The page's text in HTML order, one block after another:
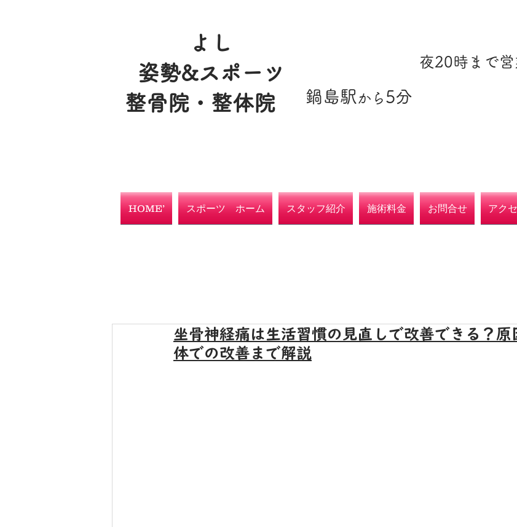
よし
姿勢&スポーツ
整骨院・整体院
夜20時まで営
​鍋島駅 から 5分
HOME’ スポーツ ホーム スタッフ紹介 施術料金 お問合せ アク
坐骨神経痛は生活習慣の見直しで改善できる？原
体での改善まで解説